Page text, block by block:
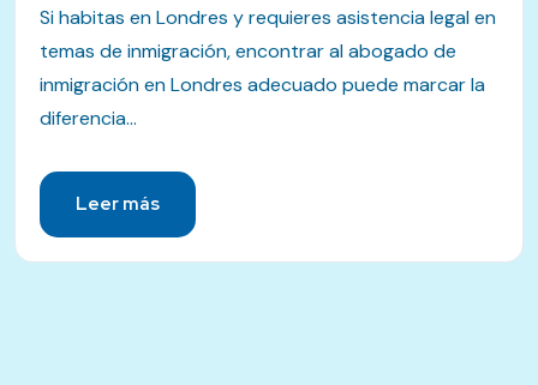
Si habitas en Londres y requieres asistencia legal en
temas de inmigración, encontrar al abogado de
inmigración en Londres adecuado puede marcar la
diferencia...
Leer más